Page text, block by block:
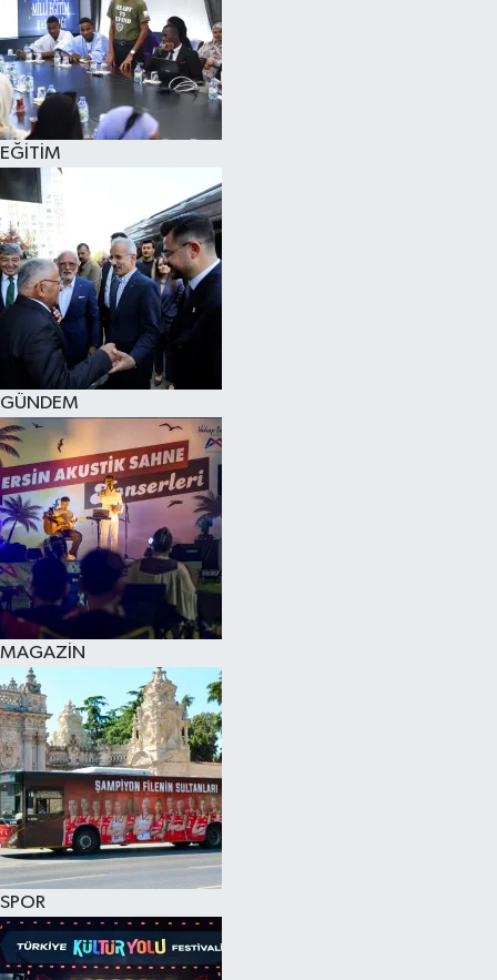
EĞİTİM
GÜNDEM
MAGAZİN
SPOR
SPOR
KÜLTÜR SANAT
FRAGMANLAR